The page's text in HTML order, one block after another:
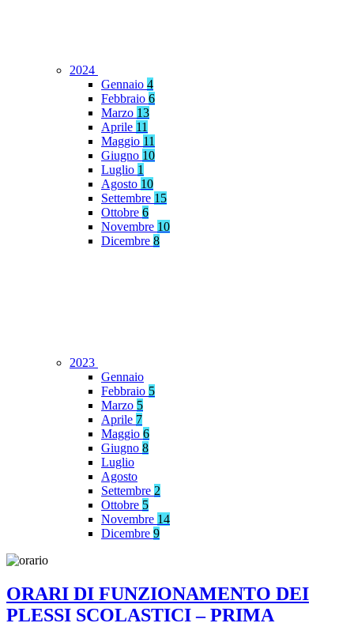
2024
Gennaio 4
Febbraio 6
Marzo 13
Aprile 11
Maggio 11
Giugno 10
Luglio 1
Agosto 10
Settembre 15
Ottobre 6
Novembre 10
Dicembre 8
2023
Gennaio
Febbraio 5
Marzo 5
Aprile 7
Maggio 6
Giugno 8
Luglio
Agosto
Settembre 2
Ottobre 5
Novembre 14
Dicembre 9
ORARI DI FUNZIONAMENTO DEI
PLESSI SCOLASTICI – PRIMA